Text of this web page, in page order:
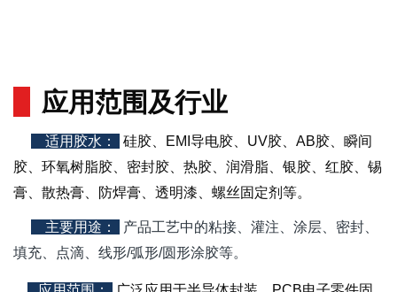
应用范围及行业
适用胶水 ：
硅胶、EMI导电胶、UV胶、AB胶、瞬间
胶、环氧树脂胶、密封胶、热胶、润滑脂、银胶、红胶、锡
膏、散热膏、防焊膏、透明漆、螺丝固定剂等。
主要用途 ：
产品工艺中的粘接、灌注、涂层、密封、
填充、点滴、线形/弧形/圆形涂胶等。